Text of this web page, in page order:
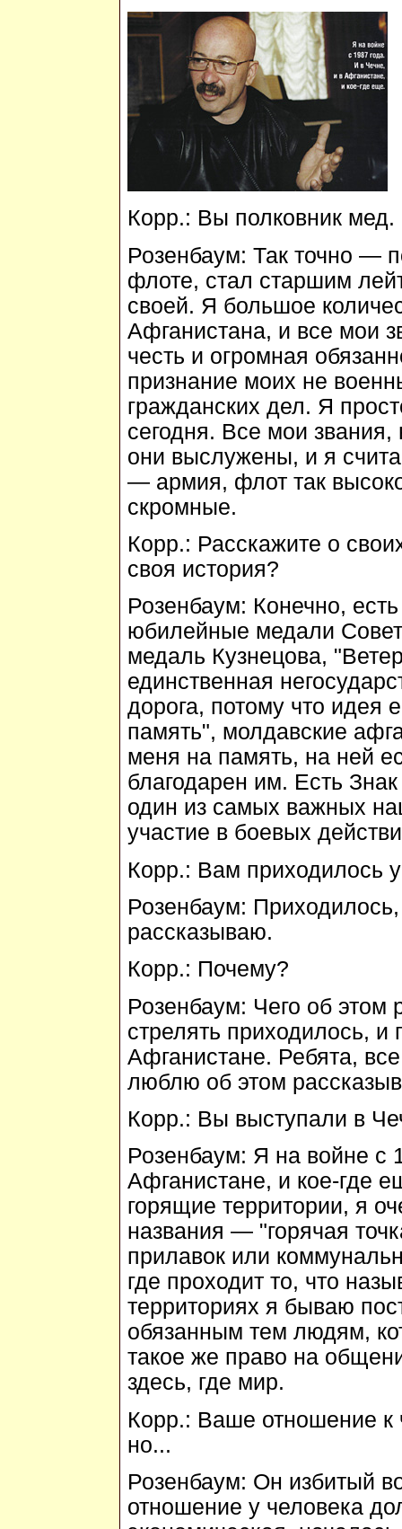
Корр.: Вы полковник
Розенбаум: Так точно —
флоте, стал старшим
своей. Я большое
Афганистана, и все мои
честь и огромная
признание моих не
гражданских дел. Я
сегодня. Все мои
они выслужены, и я
— армия, флот так
скромные.
Корр.: Расскажите о
своя история?
Розенбаум: Конечно,
юбилейные медали
медаль Кузнецова,
единственная
дорога, потому что идея
память", молдавские
меня на память, на ней
благодарен им. Есть
один из самых важных
участие в боевых
Корр.: Вам приходилось
Розенбаум:
рассказываю.
Корр.: Почему?
Розенбаум: Чего об этом
стрелять приходилось, и
Афганистане. Ребята,
люблю об этом
Корр.: Вы выступали в
Розенбаум: Я на войне с
Афганистане, и кое-где
горящие территории, я
названия — "горячая
прилавок или
где проходит то, что
территориях я бываю
обязанным тем людям,
такое же право на
здесь, где мир.
Корр.: Ваше отношение к
но...
Розенбаум: Он избитый
отношение у человека